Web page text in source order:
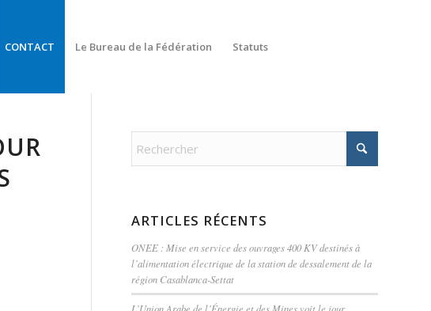
CONTACT Le Bureau de la Fédération Statuts
ARTICLES RÉCENTS
ONEE : Mise en service des ouvrages 400 KV destinés à
l’alimentation électrique de la station de dessalement de la
région Casablanca-Settat
L’Union Arabe de l’Énergie et des Mines voit le jour